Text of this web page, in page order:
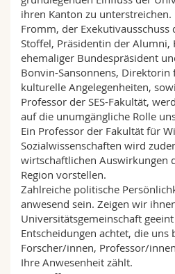
ihren Kanton zu
Fromm, der Exekutivausschuss
Stoffel, Präsidentin der Alumni,
ehemaliger Bundespräsident
Bonvin-Sansonnens,
kulturelle Angelegenheiten,
Professor der SES-Fakultät,
auf die unumgängliche Rolle
Ein Professor der Fakultät für
Sozialwissenschaften wird
wirtschaftlichen Auswirkungen
Region vorstellen.
Zahlreiche politische
anwesend sein. Zeigen wir
Universitätsgemeinschaft
Entscheidungen achtet, die uns
Forscher/innen, Professor/
Ihre Anwesenheit zählt.